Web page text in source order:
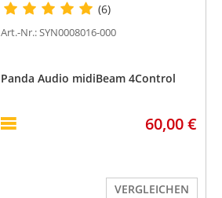
(6)
Art.-Nr.: SYN0008016-000
Panda Audio midiBeam 4Control
60,00 €
VERGLEICHEN